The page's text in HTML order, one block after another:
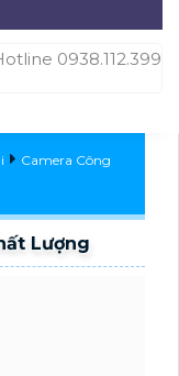
0938.112.399
Camera Công
Lượng